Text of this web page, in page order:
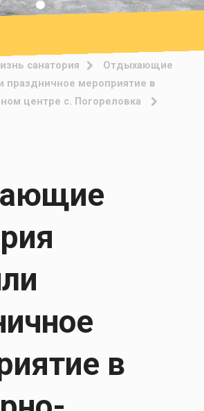
санатория
Отдыхающие
праздничное мероприятие в
центре с. Погореловка
в